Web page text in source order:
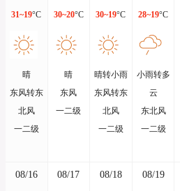
31~19°C
晴
东风转东
北风
一二级
30~20°C
晴
东风
一二级
30~19°C
晴转小雨
东风转东
北风
一二级
28~19°C
小雨转多
云
东北风
一二级
08/16 08/17 08/18 08/19